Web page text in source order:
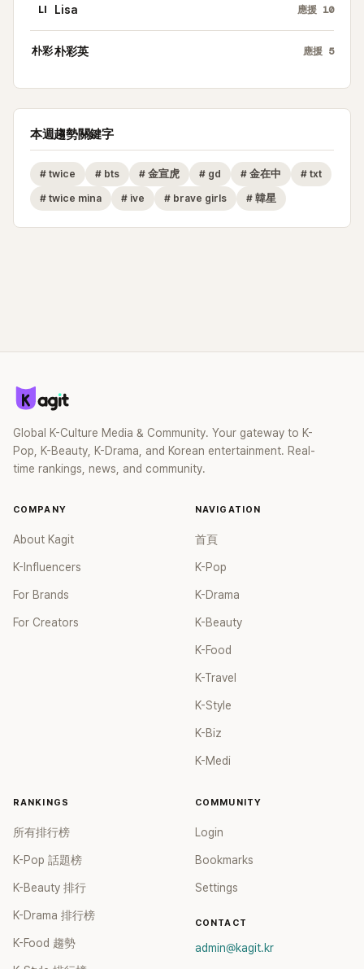
LI Lisa 應援 10
朴彩朴彩英 應援 5
本週趨勢關鍵字
# twice # bts # 金宣虎 # gd # 金在中 # txt
# twice mina # ive # brave girls # 韓星
Global K-Culture Media & Community. Your gateway to K-
Pop, K-Beauty, K-Drama, and Korean entertainment. Real-
time rankings, news, and community.
COMPANY
About Kagit
K-Influencers
For Brands
For Creators
NAVIGATION
首頁
K-Pop
K-Drama
K-Beauty
K-Food
K-Travel
K-Style
K-Biz
K-Medi
RANKINGS
所有排行榜
K-Pop 話題榜
K-Beauty 排行
K-Drama 排行榜
K-Food 趨勢
COMMUNITY
Login
Bookmarks
Settings
CONTACT
admin@kagit.kr